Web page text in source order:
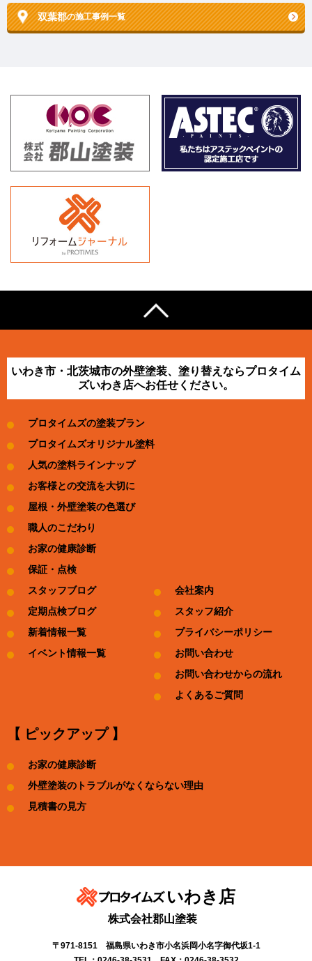
双葉郡の施工事例一覧
いわき市・北茨城市の外壁塗装、塗り替えならプロタイム
ズいわき店へお任せください。
プロタイムズの塗装プラン
プロタイムズオリジナル塗料
人気の塗料ラインナップ
お客様との交流を大切に
屋根・外壁塗装の色選び
職人のこだわり
お家の健康診断
保証・点検
スタッフブログ
定期点検ブログ
新着情報一覧
イベント情報一覧
会社案内
スタッフ紹介
プライバシーポリシー
お問い合わせ
お問い合わせからの流れ
よくあるご質問
【 ピックアップ 】
お家の健康診断
外壁塗装のトラブルがなくならない理由
見積書の見方
いわき店
株式会社郡山塗装
〒971-8151 福島県いわき市小名浜岡小名字御代坂1-1